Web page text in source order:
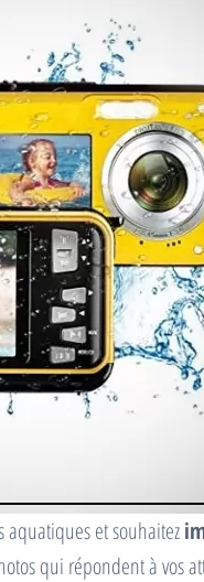
aquatiques et souhaitez
qui répondent à vos